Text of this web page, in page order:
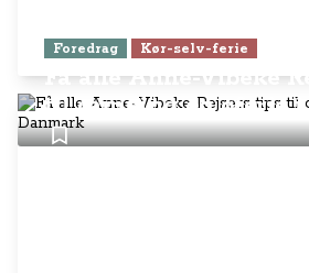
Foredrag Kør-selv-ferie
Få alle Anne-Vibeke
til camping og øferie i